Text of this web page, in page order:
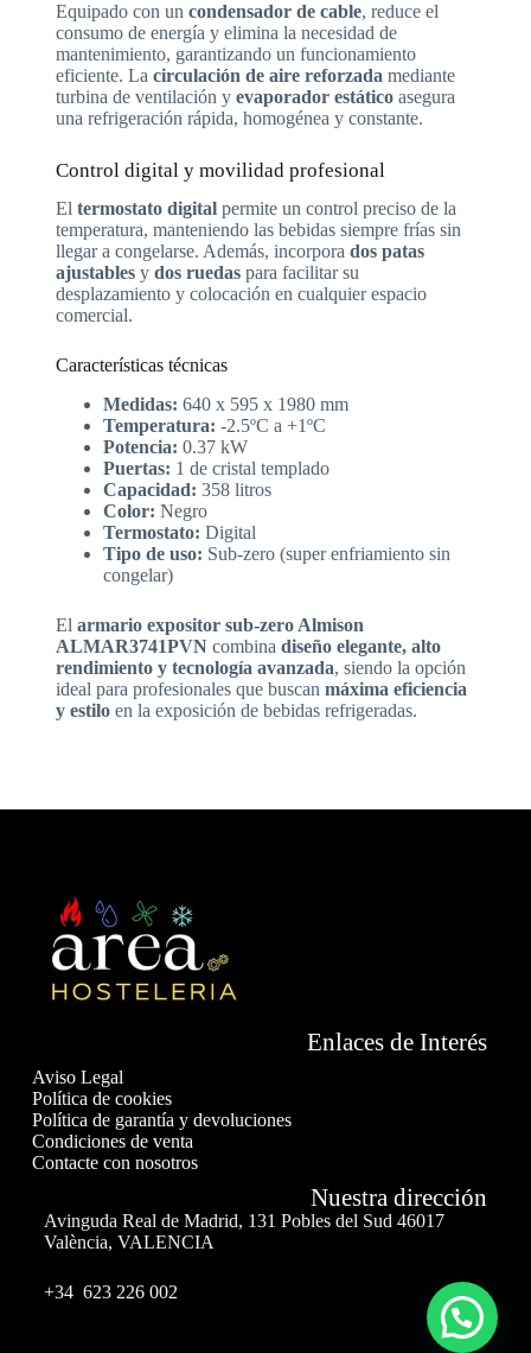
Equipado con un condensador de cable, reduce el
consumo de energía y elimina la necesidad de
mantenimiento, garantizando un funcionamiento
eficiente. La circulación de aire reforzada mediante
turbina de ventilación y evaporador estáticoasegura
una refrigeración rápida, homogénea y constante.
Control digital y movilidad profesional
El termostato digitalpermite un control preciso de la
temperatura, manteniendo las bebidas siempre frías sin
llegar a congelarse. Además, incorpora dos patas
ajustablesy dos ruedaspara facilitar su
desplazamiento y colocación en cualquier espacio
comercial.
Características técnicas
Medidas: 640 x 595 x 1980 mm
Temperatura: -2.5ºC a +1ºC
Potencia: 0.37 kW
Puertas: 1 de cristal templado
Capacidad: 358 litros
Color: Negro
Termostato: Digital
Tipo de uso: Sub-zero (super enfriamiento sin
congelar)
El armario expositor sub-zero Almison
ALMAR3741PVNcombina diseño elegante, alto
rendimiento y tecnología avanzada, siendo la opción
ideal para profesionales que buscan máxima eficiencia
y estiloen la exposición de bebidas refrigeradas.
Enlaces de Interés
Aviso Legal
Política de cookies
Política de garantía y devoluciones
Condiciones de venta
Contacte con nosotros
Nuestra dirección
Avinguda Real de Madrid, 131 Pobles del Sud 46017
València, VALENCIA
+34 623 226 002